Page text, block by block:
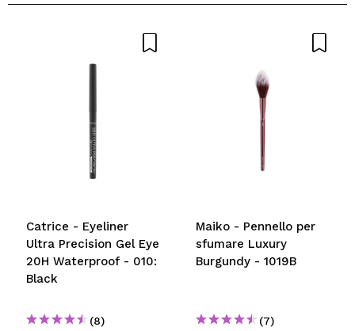
Catrice - Eyeliner
Ultra Precision Gel Eye
20H Waterproof - 010:
Black
(8)
Maiko - Pennello per
sfumare Luxury
Burgundy - 1019B
(7)